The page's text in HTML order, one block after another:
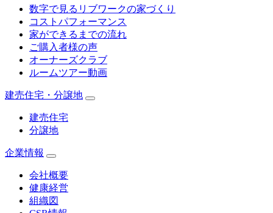
数字で見るリブワークの家づくり
コストパフォーマンス
家ができるまでの流れ
ご購入者様の声
オーナーズクラブ
ルームツアー動画
建売住宅・分譲地
建売住宅
分譲地
企業情報
会社概要
健康経営
組織図